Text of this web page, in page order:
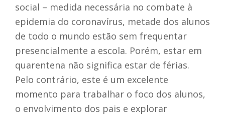
social – medida necessária no combate à
epidemia do coronavírus, metade dos alunos
de todo o mundo estão sem frequentar
presencialmente a escola. Porém, estar em
quarentena não significa estar de férias.
Pelo contrário, este é um excelente
momento para trabalhar o foco dos alunos,
o envolvimento dos pais e explorar